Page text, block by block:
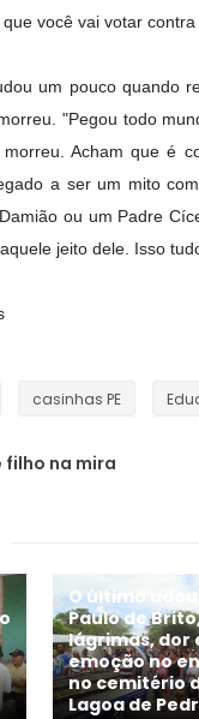
você vai votar
um pouco quando
"Pegou todo
Acham que é
a ser um mito
ou um Padre
jeito dele. Isso
casinhas PE
filho na mira
O último
Paulo de
lágrimas, dor
emoção no
no cemitério
Lagoa de